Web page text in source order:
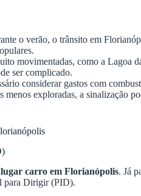
o verão, o trânsito em
movimentadas, como a Lagoa
ser complicado.
considerar gastos com
menos exploradas, a sinalização
carro em Florianópolis. Já
para Dirigir (PID).